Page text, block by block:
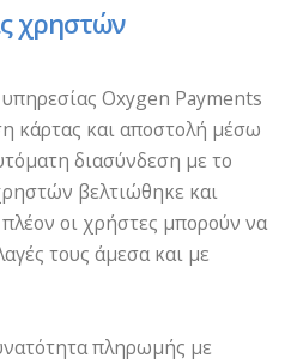
χρηστών
Oxygen Payments
κάρτας και αποστολή μέσω
διασύνδεση με το
βελτιώθηκε και
οι χρήστες μπορούν να
τους άμεσα και με
πληρωμής με